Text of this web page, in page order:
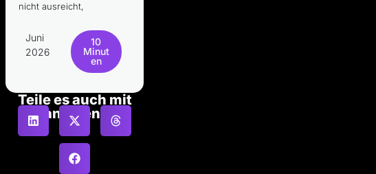
nicht ausreicht,
Juni
2026
10
Minut
en
Teile es auch mit
anderen!